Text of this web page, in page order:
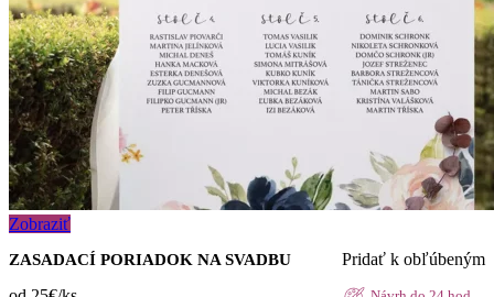
Zobraziť
ZASADACÍ PORIADOK NA SVADBU
Pridať k obľúbeným